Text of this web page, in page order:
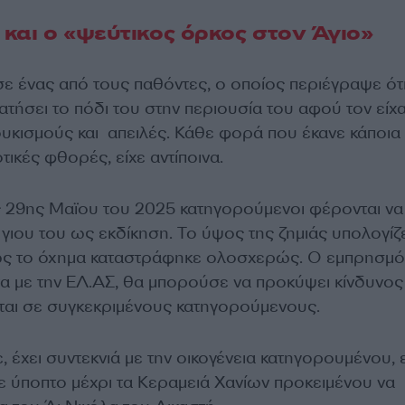
ο «ψεύτικος όρκος στον Άγιο»
ένας από τους παθόντες, ο οποίος περιέγραψε
το πόδι του στην περιουσία του αφού τον
και απειλές. Κάθε φορά που έκανε κάποια
φθορές, είχε αντίποινα.
Μαϊου του 2025 κατηγορούμενοι φέρονται να
του ως εκδίκηση. Το ύψος της ζημιάς
το όχημα καταστράφηκε ολοσχερώς. Ο
με την ΕΛ.ΑΣ, θα μπορούσε να προκύψει κίνδυνος
σε συγκεκριμένους κατηγορούμενους.
συντεκνιά με την οικογένεια κατηγορουμένου,
μέχρι τα Κεραμειά Χανίων προκειμένου να